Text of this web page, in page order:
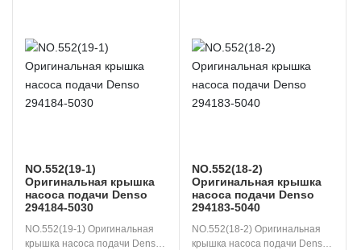
NO.552(19-1)
Оригинальная крышка
насоса подачи Denso
294184-5030
NO.552(19-1) Оригинальная
крышка насоса подачи Denso
NO.552(18-2)
Оригинальная крышка
насоса подачи Denso
294183-5040
NO.552(18-2) Оригинальная
крышка насоса подачи Denso